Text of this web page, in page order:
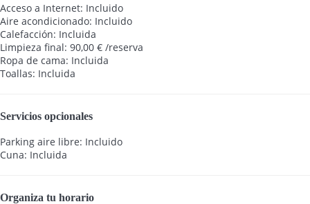
Acceso a Internet: Incluido
Aire acondicionado: Incluido
Calefacción: Incluida
Limpieza final: 90,00 € /reserva
Ropa de cama: Incluida
Toallas: Incluida
Servicios opcionales
Parking aire libre: Incluido
Cuna: Incluida
Organiza tu horario